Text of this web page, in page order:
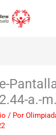
a.-
/ Por